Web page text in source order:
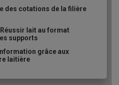
des cotations de la filière
lait au format
supports
grâce aux
laitière